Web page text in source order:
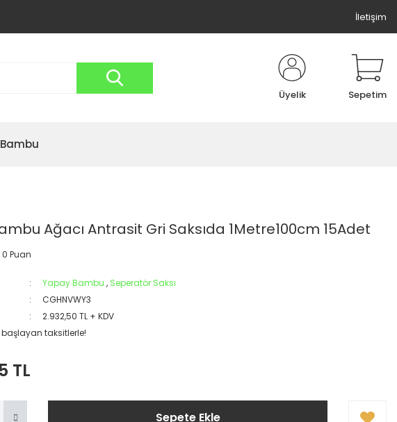
İletişim
Üyelik Sepetim
Ağacı Antrasit Gri Saksıda 1Metre100cm 15Adet
Puan
Yapay Bambu , Seperatör Saksı
CGHNVWY3
2.932,50 TL + KDV
başlayan taksitlerle!
TL
Sepete Ekle